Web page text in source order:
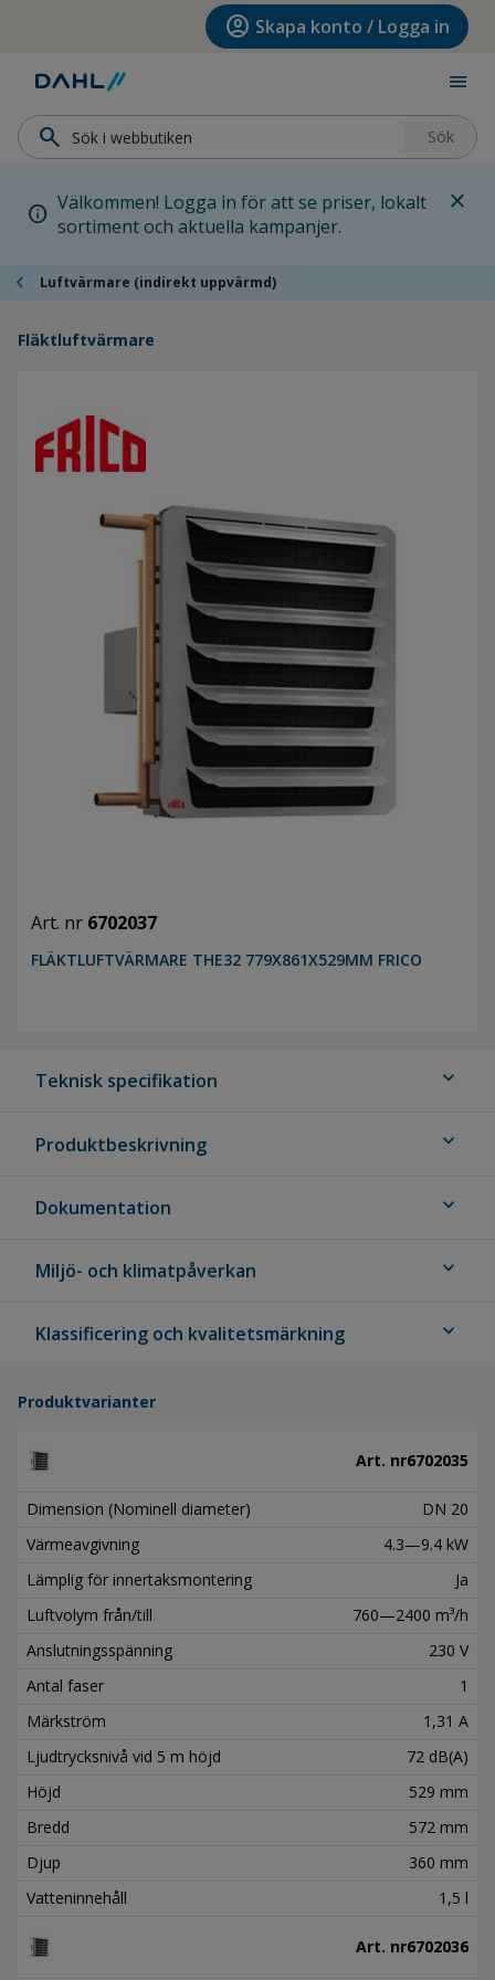
Hoppa till huvudinnehållet account_circle Skapa konto / Logga in
menu
search Sök
info Välkommen! Logga in för att se priser, lokalt
sortiment och aktuella kampanjer.
close
chevron_left Luftvärmare (indirekt uppvärmd)
Fläktluftvärmare
Art. nr 6702037
FLÄKTLUFTVÄRMARE THE32 779X861X529MM FRICO
Teknisk specifikation expand_more
Produktbeskrivning expand_more
Dokumentation expand_more
Miljö- och klimatpåverkan expand_more
Klassificering och kvalitetsmärkning expand_more
Produktvarianter
Art. nr6702035
Dimension (Nominell diameter)
DN 20
Värmeavgivning
4.3—9.4 kW
Lämplig för innertaksmontering
Ja
Luftvolym från/till
760—2400 m³/h
Anslutningsspänning
230 V
Antal faser
1
Märkström
1,31 A
Ljudtrycksnivå vid 5 m höjd
72 dB(A)
Höjd
529 mm
Bredd
572 mm
Djup
360 mm
Vatteninnehåll
1,5 l
Art. nr6702036